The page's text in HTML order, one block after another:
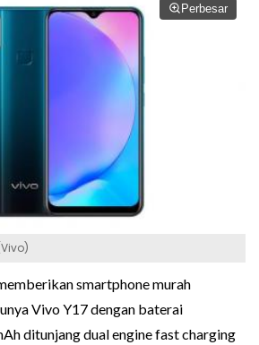
Perbesar
smartphone murah
Vivo Y17 dengan baterai
ditunjang dual engine fast charging